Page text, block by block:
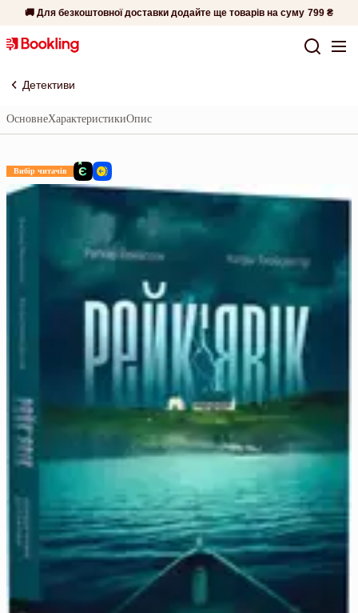
🚚 Для безкоштовної доставки додайте ще товарів на суму 799 ₴
Детективи
ОсновнеХарактеристикиОпис
Вибір читачів